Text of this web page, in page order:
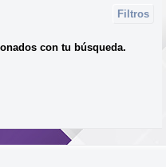
Filtros
con tu búsqueda.